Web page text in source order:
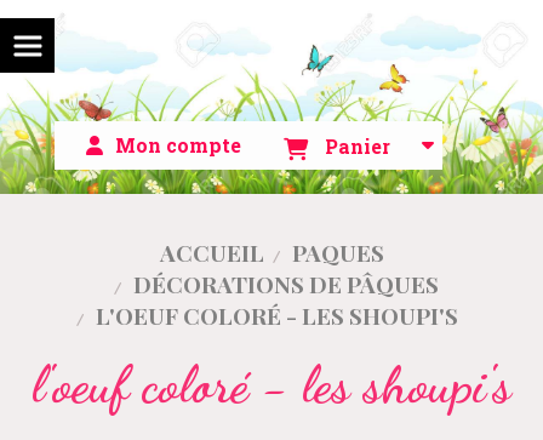
Mon compte Panier
ACCUEIL
PAQUES
DÉCORATIONS DE PÂQUES
L'OEUF COLORÉ - LES SHOUPI'S
l'oeuf coloré - les shoupi's